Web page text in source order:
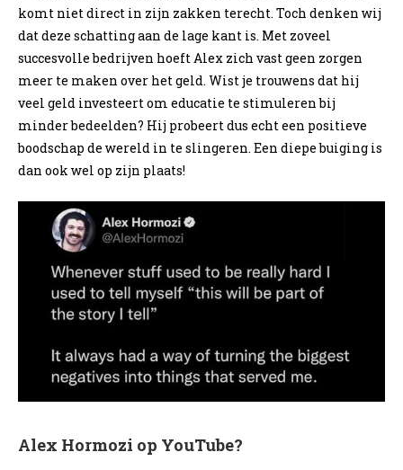
komt niet direct in zijn zakken terecht. Toch denken wij
dat deze schatting aan de lage kant is. Met zoveel
succesvolle bedrijven hoeft Alex zich vast geen zorgen
meer te maken over het geld. Wist je trouwens dat hij
veel geld investeert om educatie te stimuleren bij
minder bedeelden? Hij probeert dus echt een positieve
boodschap de wereld in te slingeren. Een diepe buiging is
dan ook wel op zijn plaats!
Alex Hormozi op YouTube?